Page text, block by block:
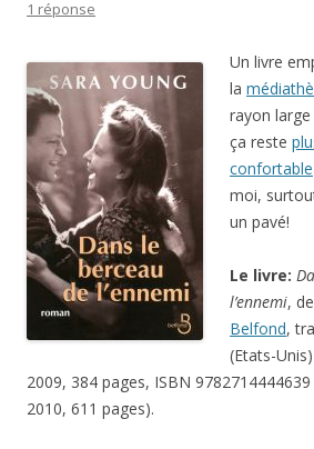
1 réponse
Un livre
la
rayon
ça reste
confortable
moi,
un pavé!
Le livre:
l’ennemi,
Belfond,
(Etats-
2009, 384 pages, ISBN
2010, 611 pages).